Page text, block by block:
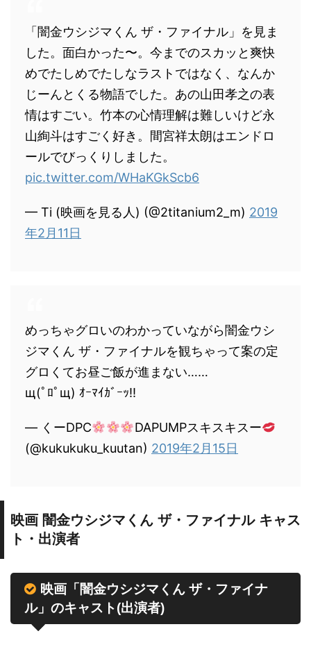
「闇金ウシジマくん ザ・ファイナル」を見ま
した。面白かった〜。今までのスカッと爽快
めでたしめでたしなラストではなく、なんか
じーんとくる物語でした。あの山田孝之の表
情はすごい。竹本の心情理解は難しいけど永
山絢斗はすごく好き。間宮祥太朗はエンドロ
ールでびっくりしました。
pic.twitter.com/WHaKGkScb6
— Ti (映画を見る人) (@2titanium2_m) 2019
年2月11日
めっちゃグロいのわかっていながら闇金ウシ
ジマくん ザ・ファイナルを観ちゃって案の定
グロくてお昼ご飯が進まない……
щ(ﾟﾛﾟщ) ｵｰﾏｲｶﾞｰｯ!!
— くーDPC
DAPUMPスキスキスー
(@kukukuku_kuutan) 2019年2月15日
映画 闇金ウシジマくん ザ・ファイナル キャス
ト・出演者
映画「闇金ウシジマくん ザ・ファイナ
ル」のキャスト(出演者)